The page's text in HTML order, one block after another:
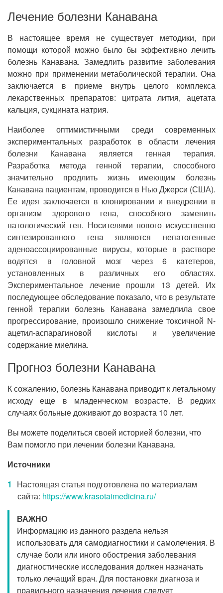
Лечение болезни Канавана
В настоящее время не существует методики, при
помощи которой можно было бы эффективно лечить
болезнь Канавана. Замедлить развитие заболевания
можно при применении метаболической терапии. Она
заключается в приеме внутрь целого комплекса
лекарственных препаратов: цитрата лития, ацетата
кальция, сукцината натрия.
Наиболее оптимистичными среди современных
экспериментальных разработок в области лечения
болезни Канавана является генная терапия.
Разработка метода генной терапии, способного
значительно продлить жизнь имеющим болезнь
Канавана пациентам, проводится в Нью Джерси (США).
Ее идея заключается в клонировании и внедрении в
организм здорового гена, способного заменить
патологический ген. Носителями нового искусственно
синтезированного гена являются непатогенные
аденоассоциированные вирусы, которые в растворе
водятся в головной мозг через 6 катетеров,
установленных в различных его областях.
Экспериментальное лечение прошли 13 детей. Их
последующее обследование показало, что в результате
генной терапии болезнь Канавана замедлила свое
прогрессирование, произошло снижение токсичной N-
ацетил-аспарагиновой кислоты и увеличение
содержание миелина.
Прогноз болезни Канавана
К сожалению, болезнь Канавана приводит к летальному
исходу еще в младенческом возрасте. В редких
случаях больные доживают до возраста 10 лет.
Вы можете поделиться своей историей болезни, что
Вам помогло при лечении болезни Канавана.
Источники
Настоящая статья подготовлена по материалам
сайта: https://www.krasotaimedicina.ru/
ВАЖНО
Информацию из данного раздела нельзя
использовать для самодиагностики и самолечения. В
случае боли или иного обострения заболевания
диагностические исследования должен назначать
только лечащий врач. Для постановки диагноза и
правильного назначения лечения следует